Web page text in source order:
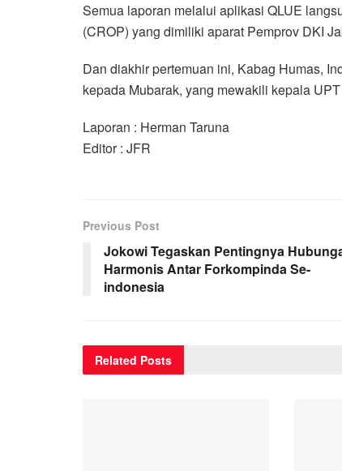
Semua laporan melalui aplikasi QLUE
(CROP) yang dimiliki aparat Pemprov DKI
Dan diakhir pertemuan ini, Kabag Humas,
kepada Mubarak, yang mewakili kepala
Laporan : Herman Taruna
Editor : JFR
Previous Post
Jokowi Tegaskan Pentingnya
Harmonis Antar Forkompinda Se-
indonesia
Related Posts